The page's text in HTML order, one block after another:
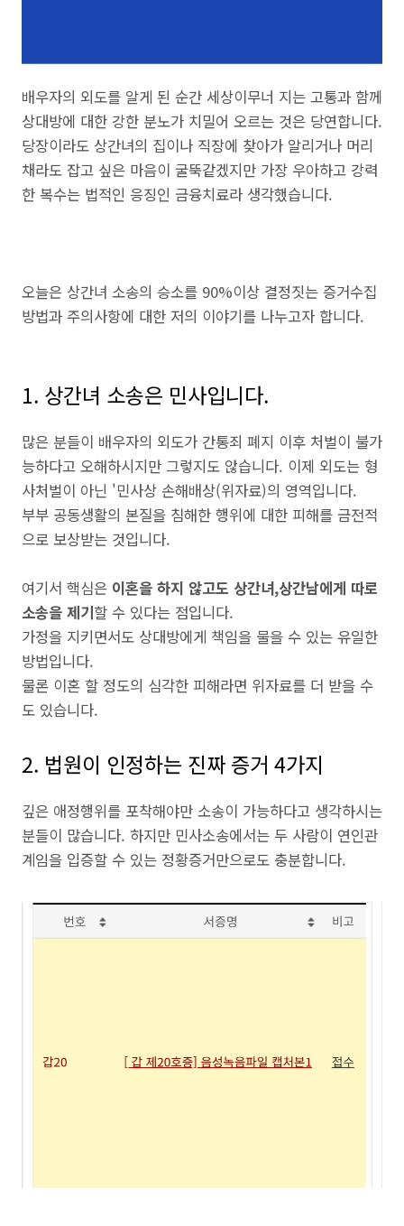
배우자의 외도를 알게 된 순간 세상이무너 지는 고통과 함께
상대방에 대한 강한 분노가 치밀어 오르는 것은 당연합니다.
당장이라도 상간녀의 집이나 직장에 찾아가 알리거나 머리
채라도 잡고 싶은 마음이 굴뚝같겠지만 가장 우아하고 강력
한 복수는 법적인 응징인 금융치료라 생각했습니다.
오늘은 상간녀 소송의 승소를 90%이상 결정짓는 증거수집
방법과 주의사항에 대한 저의 이야기를 나누고자 합니다.
1. 상간녀 소송은 민사입니다.
많은 분들이 배우자의 외도가 간통죄 폐지 이후 처벌이 불가
능하다고 오해하시지만 그렇지도 않습니다. 이제 외도는 형
사처벌이 아닌 '민사상 손해배상(위자료)의 영역입니다.
부부 공동생활의 본질을 침해한 행위에 대한 피해를 금전적
으로 보상받는 것입니다.
여기서 핵심은 이혼을 하지 않고도 상간녀,상간남에게 따로
소송을 제기할 수 있다는 점입니다.
가정을 지키면서도 상대방에게 책임을 물을 수 있는 유일한
방법입니다.
물론 이혼 할 정도의 심각한 피해라면 위자료를 더 받을 수
도 있습니다.
2. 법원이 인정하는 진짜 증거 4가지
깊은 애정행위를 포착해야만 소송이 가능하다고 생각하시는
분들이 많습니다. 하지만 민사소송에서는 두 사람이 연인관
계임을 입증할 수 있는 정황증거만으로도 충분합니다.